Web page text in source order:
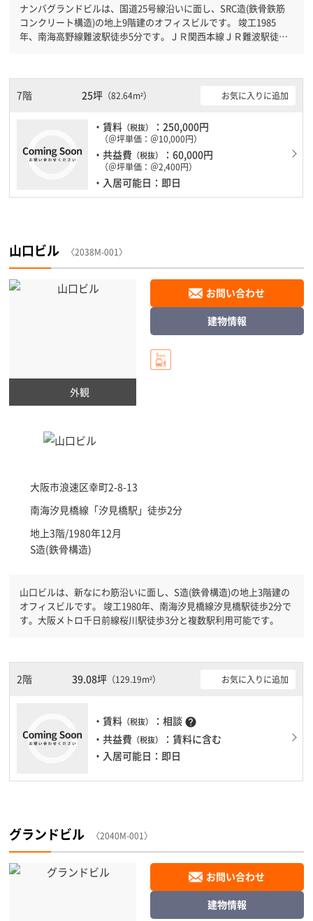
ナンバグランドビルは、国道25号線沿いに面し、SRC造(鉄骨鉄筋
コンクリート構造)の地上9階建のオフィスビルです。 竣工1985
年、南海高野線難波駅徒歩5分です。ＪＲ関西本線ＪＲ難波駅徒歩7
で、地震対策を検討されている方にオススメです。土日・祝日も利
用可能になりますので自由に出入りが出来ます。
7階 25坪（82.64m²） お気に入りに追加
・賃料 （税抜） ：250,000円
（＠坪単価：＠10,000円）
・共益費 （税抜） ：60,000円
（＠坪単価：＠2,400円）
・入居可能日：即日
山口ビル 〈2038M-001〉
外観
大阪市浪速区幸町2-8-13
南海汐見橋線「汐見橋駅 」徒歩2分
地上3階/1980年12月
S造(鉄骨構造)
お問い合わせ
建物情報
山口ビルは、新なにわ筋沿いに面し、S造(鉄骨構造)の地上3階建の
オフィスビルです。 竣工1980年、南海汐見橋線汐見橋駅徒歩2分で
す。大阪メトロ千日前線桜川駅徒歩3分と複数駅利用可能です。
2階 39.08坪 （129.19m²） お気に入りに追加
・賃料 （税抜） ：相談 help
・共益費 （税抜）
：賃料に含む
・入居可能日：即日
グランドビル 〈2040M-001〉
お問い合わせ
建物情報